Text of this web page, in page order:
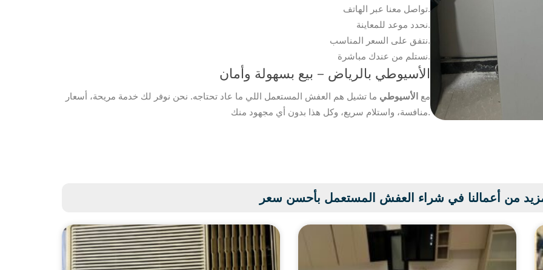
تواصل معنا عبر الهاتف.
نحدد موعد للمعاينة.
نتفق على السعر المناسب.
نستلم من عندك مباشرة.
الأسيوطي بالرياض – بيع بسهولة وأمان
مع الأسيوطي ما تشيل هم العفش المستعمل اللي ما عاد تحتاجه. نحن نوفر لك خدمة مريحة، أسعار
منافسة، واستلام سريع، وكل هذا بدون أي مجهود منك.
من أعمالنا في شراء العفش المستعمل بأحسن سعر